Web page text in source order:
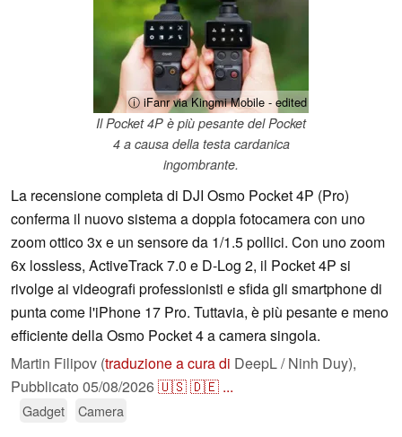
ⓘ iFanr via Kingmi Mobile - edited
Il Pocket 4P è più pesante del Pocket
4 a causa della testa cardanica
ingombrante.
La recensione completa di DJI Osmo Pocket 4P (Pro)
conferma il nuovo sistema a doppia fotocamera con uno
zoom ottico 3x e un sensore da 1/1.5 pollici. Con uno zoom
6x lossless, ActiveTrack 7.0 e D-Log 2, il Pocket 4P si
rivolge ai videografi professionisti e sfida gli smartphone di
punta come l'iPhone 17 Pro. Tuttavia, è più pesante e meno
efficiente della Osmo Pocket 4 a camera singola.
Martin Filipov (traduzione a cura di DeepL / Ninh Duy),
Pubblicato 05/08/2026🇺🇸🇩🇪 ...
Gadget Camera